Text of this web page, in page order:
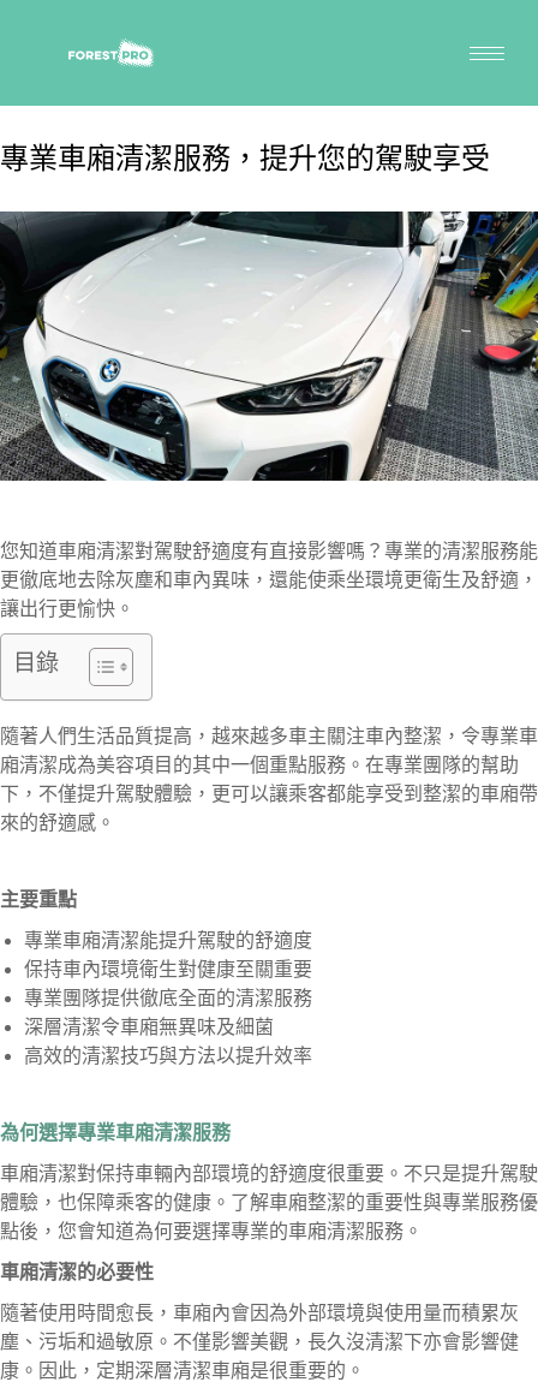
專業車廂清潔服務，提升您的駕駛享受
您知道車廂清潔對駕駛舒適度有直接影響嗎？專業的清潔服務能
更徹底地去除灰塵和車內異味，還能使乘坐環境更衛生及舒適，
讓出行更愉快。
目錄
隨著人們生活品質提高，越來越多車主關注車內整潔，令專業車
廂清潔成為美容項目的其中一個重點服務。在專業團隊的幫助
下，不僅提升駕駛體驗，更可以讓乘客都能享受到整潔的車廂帶
來的舒適感。
主要重點
專業車廂清潔能提升駕駛的舒適度
保持車內環境衛生對健康至關重要
專業團隊提供徹底全面的清潔服務
深層清潔令車廂無異味及細菌
高效的清潔技巧與方法以提升效率
為何選擇專業車廂清潔服務
車廂清潔對保持車輛內部環境的舒適度很重要。不只是提升駕駛
體驗，也保障乘客的健康。了解車廂整潔的重要性與專業服務優
點後，您會知道為何要選擇專業的車廂清潔服務。
車廂清潔的必要性
隨著使用時間愈長，車廂內會因為外部環境與使用量而積累灰
塵、污垢和過敏原。不僅影響美觀，長久沒清潔下亦會影響健
康。因此，定期深層清潔車廂是很重要的。